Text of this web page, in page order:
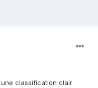
classification clair